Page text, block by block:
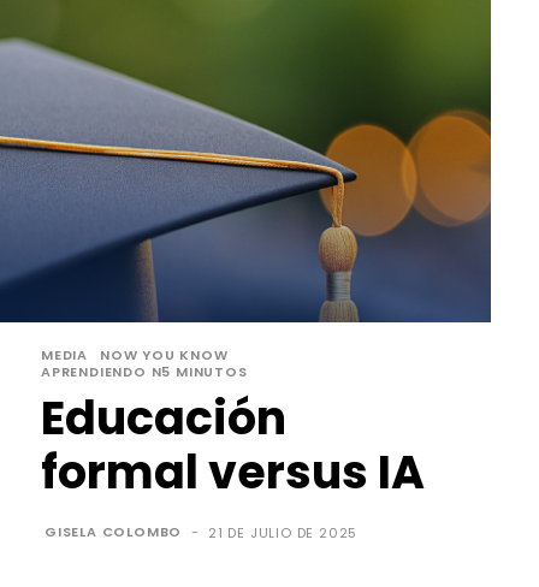
MEDIA
NOW YOU KNOW
APRENDIENDO N5 MINUTOS
Educación
formal versus IA
GISELA COLOMBO - 21 DE JULIO DE 2025